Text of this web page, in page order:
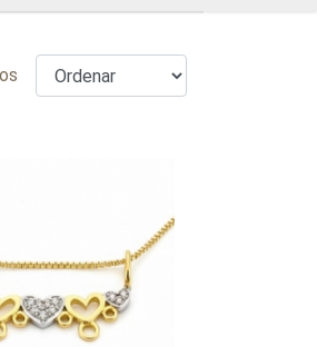
18k com brilhantes
juros + frete grátis